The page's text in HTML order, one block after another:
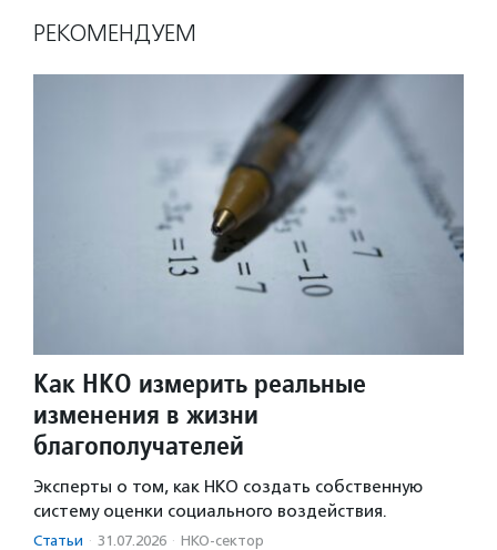
РЕКОМЕНДУЕМ
Как НКО измерить реальные
изменения в жизни
благополучателей
Эксперты о том, как НКО создать собственную
систему оценки социального воздействия.
Статьи · 31.07.2026 · НКО-сектор